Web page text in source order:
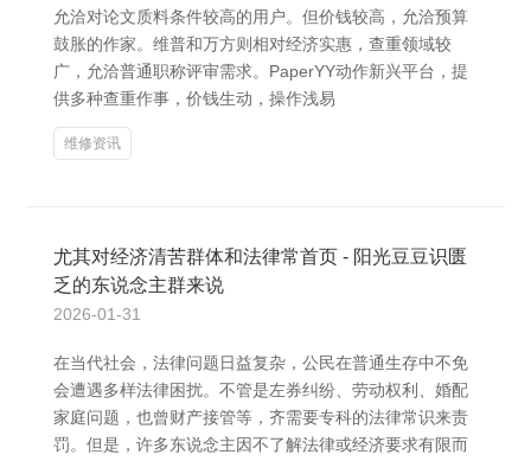
允洽对论文质料条件较高的用户。但价钱较高，允洽预算
鼓胀的作家。维普和万方则相对经济实惠，查重领域较
广，允洽普通职称评审需求。PaperYY动作新兴平台，提
供多种查重作事，价钱生动，操作浅易
维修资讯
尤其对经济清苦群体和法律常首页 - 阳光豆豆识匮
乏的东说念主群来说
2026-01-31
在当代社会，法律问题日益复杂，公民在普通生存中不免
会遭遇多样法律困扰。不管是左券纠纷、劳动权利、婚配
家庭问题，也曾财产接管等，齐需要专科的法律常识来责
罚。但是，许多东说念主因不了解法律或经济要求有限而